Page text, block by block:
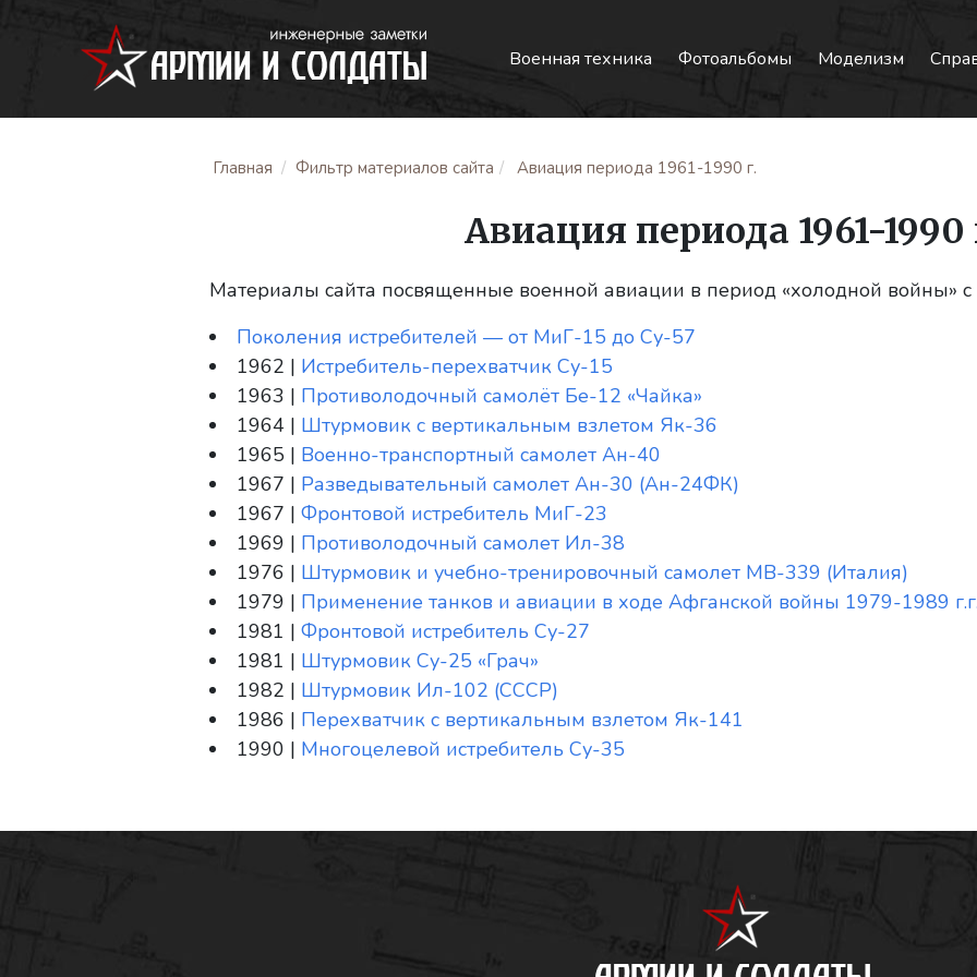
Военная техника Фотоальбомы Моделизм
Главная Фильтр материалов сайта Авиация периода 1961-1990 г.
Авиация периода 1961-1990
Материалы сайта посвященные военной авиации в период «холодной войны» с
Поколения истребителей — от МиГ-15 до Су-57
1962 | Истребитель-перехватчик Су-15
1963 | Противолодочный самолёт Бе-12 «Чайка»
1964 | Штурмовик с вертикальным взлетом Як-36
1965 | Военно-транспортный самолет Ан-40
1967 | Разведывательный самолет Ан-30 (Ан-24ФК)
1967 | Фронтовой истребитель МиГ-23
1969 | Противолодочный самолет Ил-38
1976 | Штурмовик и учебно-тренировочный самолет MB-339 (Италия)
1979 | Применение танков и авиации в ходе Афганской войны 1979-1989
1981 | Фронтовой истребитель Су-27
1981 | Штурмовик Су-25 «Грач»
1982 | Штурмовик Ил-102 (СССР)
1986 | Перехватчик с вертикальным взлетом Як-141
1990 | Многоцелевой истребитель Су-35